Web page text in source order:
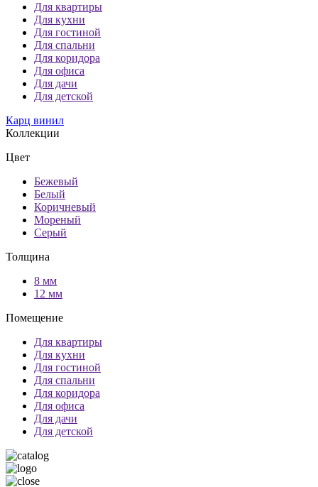
Для квартиры
Для кухни
Для гостиной
Для спальни
Для коридора
Для офиса
Для дачи
Для детской
Карц винил
Коллекции
Цвет
Бежевый
Белый
Коричневый
Мореный
Серый
Толщина
8 мм
12 мм
Помещение
Для квартиры
Для кухни
Для гостиной
Для спальни
Для коридора
Для офиса
Для дачи
Для детской